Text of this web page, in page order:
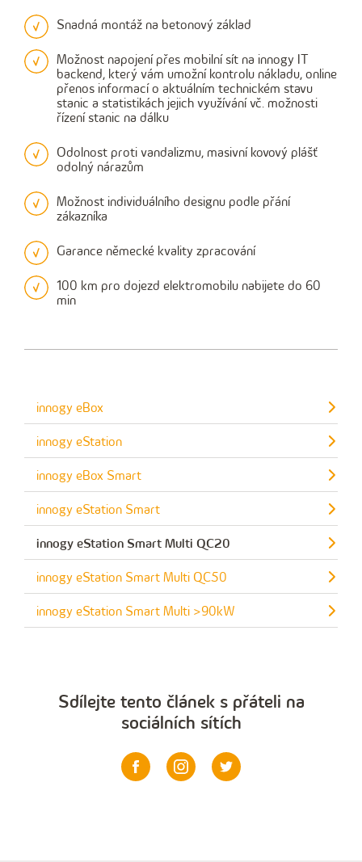
Snadná montáž na betonový základ
Možnost napojení přes mobilní sít na innogy IT
backend, který vám umožní kontrolu nákladu, online
přenos informací o aktuálním technickém stavu
stanic a statistikách jejich využívání vč. možnosti
řízení stanic na dálku
Odolnost proti vandalizmu, masivní kovový plášť
odolný nárazům
Možnost individuálního designu podle přání
zákazníka
Garance německé kvality zpracování
100 km pro dojezd elektromobilu nabijete do 60
min
innogy eBox
innogy eStation
innogy eBox Smart
innogy eStation Smart
innogy eStation Smart Multi QC20
innogy eStation Smart Multi QC50
innogy eStation Smart Multi >90kW
Sdílejte tento článek s přáteli na
sociálních sítích